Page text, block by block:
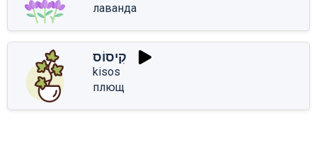
лаванда
קִיסוֹס
kisos
плющ